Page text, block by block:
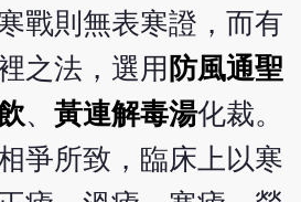
戰則無表寒證，而有
之法，選用 防風通聖
、 黃連解毒湯化裁。
爭所致，臨床上以寒